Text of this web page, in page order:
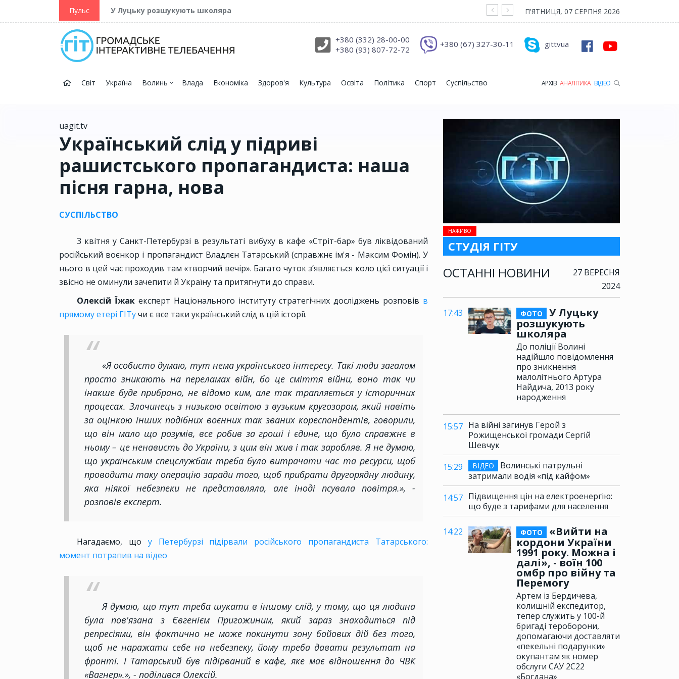
Пульс У Луцьку розшукують школяра На війні загинув Герой з Рожищенської
П'ЯТНИЦЯ, 07 СЕРПНЯ 2026
gittvua
+380 (67) 327-30-11
+380 (332) 28-00-00
+380 (93) 807-72-72
Світ Україна Волинь Влада Економіка Здоров'я Культура Освіта Політика Спорт Суспільство АРХІВ АНАЛІТИКА ВІДЕО
НАЖИВО
СТУДІЯ ГІТУ
ОСТАННІ НОВИНИ
27 ВЕРЕСНЯ
2024
17:43 ФОТО
У Луцьку
розшукують
школяра
До поліції Волині
надійшло повідомлення
про зникнення
малолітнього Артура
Найдича, 2013 року
народження
15:57 На війні загинув Герой з
Рожищенської громади Сергій
Шевчук
15:29
ВІДЕО
Волинські патрульні
затримали водія «під кайфом»
14:57 Підвищення цін на електроенергію:
що буде з тарифами для населення
14:22 ФОТО
«Вийти на
кордони України
1991 року. Можна і
далі», - воїн 100
омбр про війну та
Перемогу
Артем із Бердичева,
колишній експедитор,
тепер служить у 100-й
бригаді тероборони,
допомагаючи доставляти
«пекельні подарунки»
окупантам як номер
обслуги САУ 2С22
«Богдана»
uagit.tv
Український слід у підриві
рашистського пропагандиста: наша
пісня гарна, нова
СУСПІЛЬСТВО
3 квітня у Санкт-Петербурзі в результаті вибуху в кафе «Стріт-бар» був ліквідований
російський воєнкор і пропагандист Владлєн Татарський (справжнє ім'я - Максим Фомін). У
нього в цей час проходив там «творчий вечір». Багато чуток з’являється коло цієї ситуації і
звісно не оминули зачепити й Україну та притягнути до справи.
Олексій Їжакексперт Національного інституту стратегічних досліджень розповів в
прямому етері ГІТучи є все таки український слід в цій історії.
«Я особисто думаю, тут нема українського інтересу. Такі люди загалом
просто зникають на переламах війн, бо це сміття війни, воно так чи
інакше буде прибрано, не відомо ким, але так трапляється у історичних
процесах. Злочинець з низькою освітою з вузьким кругозором, який навіть
за оцінкою інших подібних воєнних так званих кореспондентів, говорили,
що він мало що розумів, все робив за гроші і єдине, що було справжнє в
ньому – це ненависть до України, з цим він жив і так заробляв. Я не думаю,
що українським спецслужбам треба було витрачати час та ресурси, щоб
проводити таку операцію заради того, щоб прибрати другорядну людину,
яка ніякої небезпеки не представляла, але іноді псувала повітря.», -
розповів експерт.
Нагадаємо, що у Петербурзі підірвали російського пропагандиста Татарського:
момент потрапив на відео
Я думаю, що тут треба шукати в іншому слід, у тому, що ця людина
була пов'язана з Євгенієм Пригожиним, який зараз знаходиться під
репресіями, він фактично не може покинути зону бойових дій без того,
щоб не наражати себе на небезпеку, йому треба давати результат на
фронті. І Татарський був підірваний в кафе, яке має відношення до ЧВК
«Вагнер».», - поділився Олексій.